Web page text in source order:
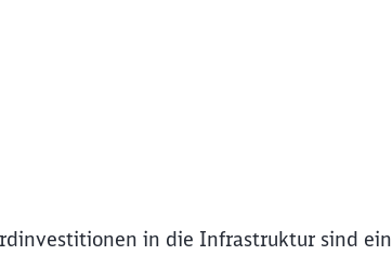
in die Infrastruktur sind ein